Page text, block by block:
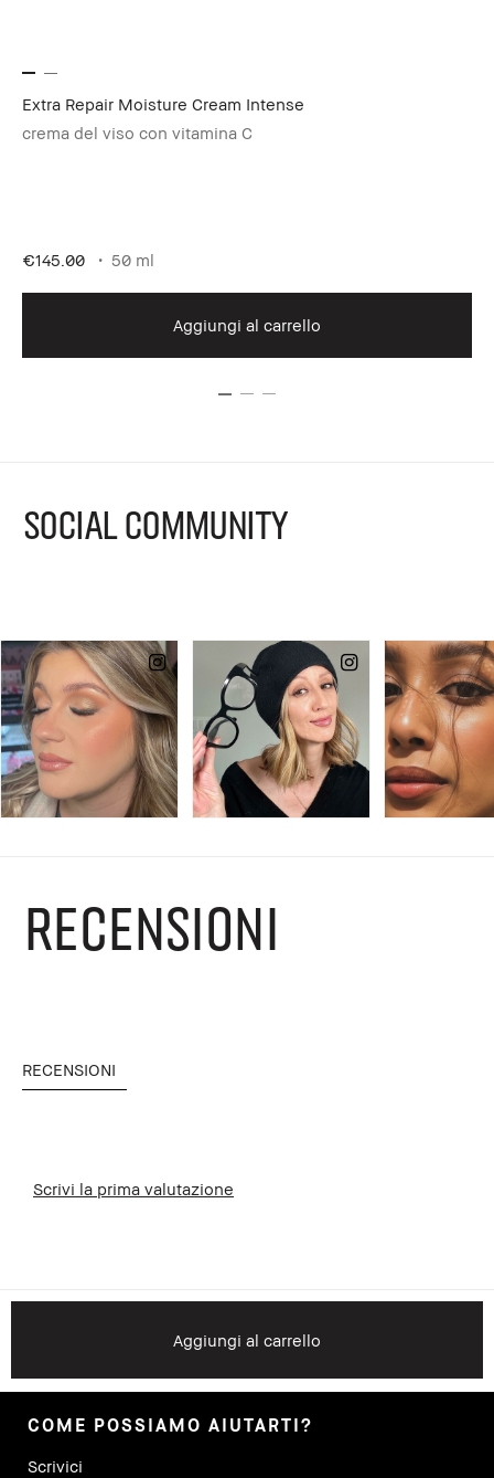
Extra Repair Moisture Cream Intense
crema del viso con vitamina C
€145.00 50 ml
Aggiungi al carrello
SOCIAL COMMUNITY
RECENSIONI
RECENSIONI
Scrivi la prima valutazione
Aggiungi al carrello
COME POSSIAMO AIUTARTI?
Scrivici